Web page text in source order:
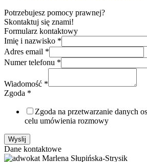
Potrzebujesz pomocy prawnej?
Skontaktuj się znami!
Formularz kontaktowy
Imię i nazwisko *
Adres email *
Numer telefonu *
Wiadomość *
Zgoda *
Zgoda na przetwarzanie danych
celu umówienia rozmowy
Wyslij
Dane kontaktowe